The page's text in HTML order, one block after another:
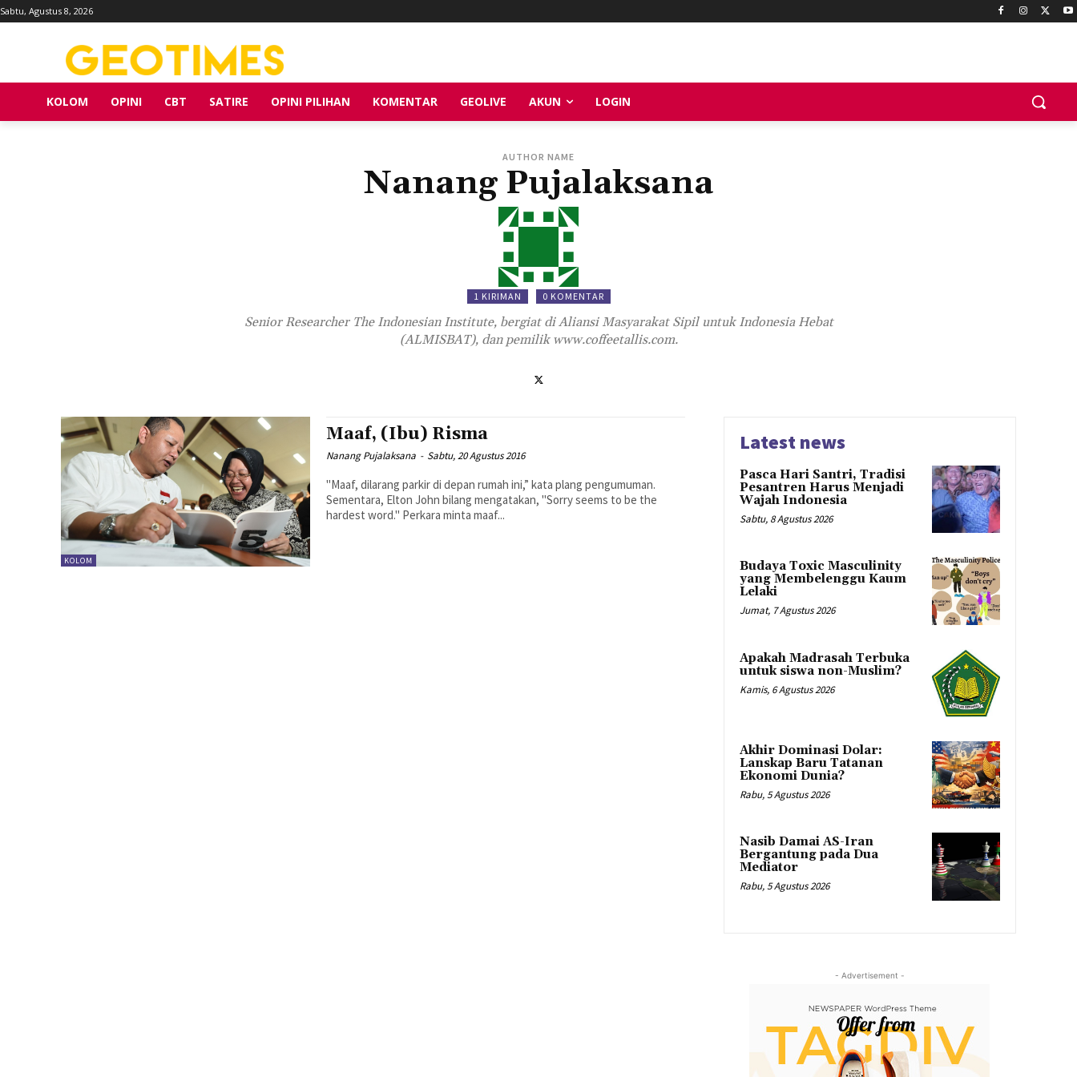
Sabtu, Agustus 8, 2026
KOLOM OPINI CBT SATIRE OPINI PILIHAN KOMENTAR GEOLIVE AKUN LOGIN
AUTHOR NAME
Nanang Pujalaksana
1 KIRIMAN 0 KOMENTAR
Senior Researcher The Indonesian Institute, bergiat di Aliansi Masyarakat Sipil untuk Indonesia Hebat
(ALMISBAT), dan pemilik www.coffeetallis.com.
KOLOM
Maaf, (Ibu) Risma
Nanang Pujalaksana - Sabtu, 20 Agustus 2016
"Maaf, dilarang parkir di depan rumah ini,” kata plang pengumuman.
Sementara, Elton John bilang mengatakan, "Sorry seems to be the
hardest word." Perkara minta maaf...
Latest news
Pasca Hari Santri, Tradisi
Pesantren Harus Menjadi
Wajah Indonesia
Sabtu, 8 Agustus 2026
Budaya Toxic Masculinity
yang Membelenggu Kaum
Lelaki
Jumat, 7 Agustus 2026
Apakah Madrasah Terbuka
untuk siswa non-Muslim?
Kamis, 6 Agustus 2026
Akhir Dominasi Dolar:
Lanskap Baru Tatanan
Ekonomi Dunia?
Rabu, 5 Agustus 2026
Nasib Damai AS-Iran
Bergantung pada Dua
Mediator
Rabu, 5 Agustus 2026
- Advertisement -